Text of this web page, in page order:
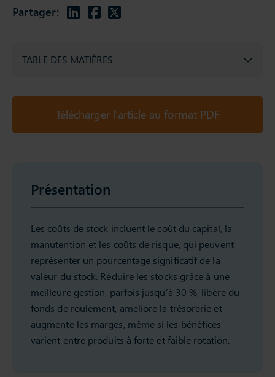
Partager:
TABLE DES MATIÈRES
Télécharger l'article au format PDF
Présentation
Les coûts de stock incluent le coût du capital, la
manutention et les coûts de risque, qui peuvent
représenter un pourcentage significatif de la
valeur du stock. Réduire les stocks grâce à une
meilleure gestion, parfois jusqu’à 30 %, libère du
fonds de roulement, améliore la trésorerie et
augmente les marges, même si les bénéfices
varient entre produits à forte et faible rotation.